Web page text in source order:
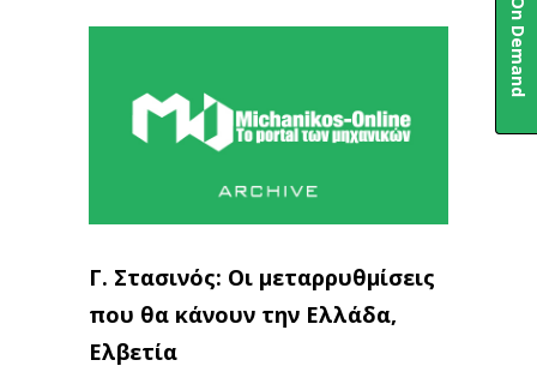
Γ. Στασινός: Οι μεταρρυθμίσεις
που θα κάνουν την Ελλάδα,
Ελβετία